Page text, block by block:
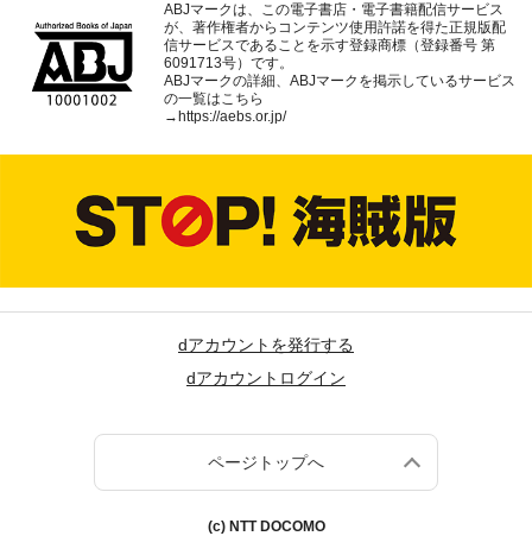
ABJマークは、この電子書店・電子書籍配信サービス
が、著作権者からコンテンツ使用許諾を得た正規版配
信サービスであることを示す登録商標（登録番号 第
6091713号）です。
ABJマークの詳細、ABJマークを掲示しているサービス
の一覧はこちら
→ https://aebs.or.jp/
dアカウントを発行する
dアカウントログイン
ページトップへ
(c) NTT DOCOMO